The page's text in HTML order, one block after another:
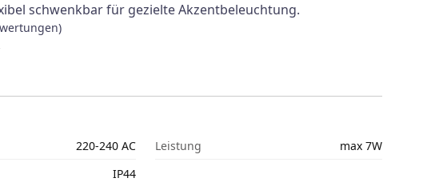
schwenkbar für gezielte Akzentbeleuchtung.
)
220-240 AC Leistung
max 7W
IP44